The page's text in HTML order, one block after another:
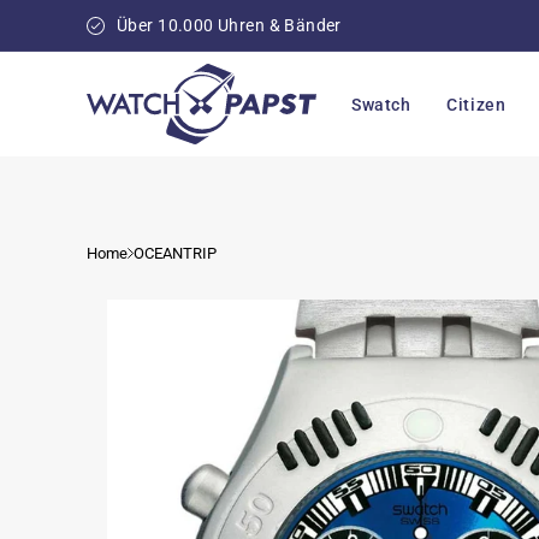
Über 10.000 Uhren & Bänder
Swatch Citizen
Home OCEANTRIP